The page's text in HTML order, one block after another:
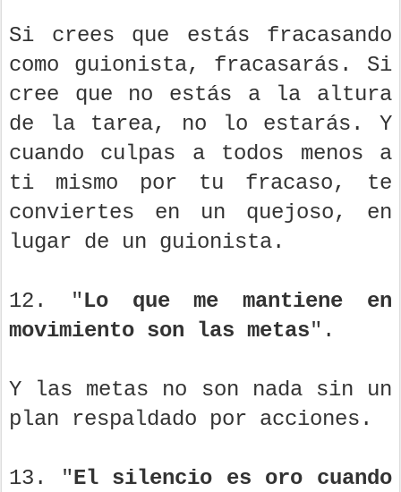
Si crees que estás fracasando
como guionista, fracasarás. Si
cree que no estás a la altura
de la tarea, no lo estarás. Y
cuando culpas a todos menos a
ti mismo por tu fracaso, te
conviertes en un quejoso, en
lugar de un guionista.
12. "Lo que me mantiene en
movimiento son las metas".
Y las metas no son nada sin un
plan respaldado por acciones.
13. "El silencio es oro cuando